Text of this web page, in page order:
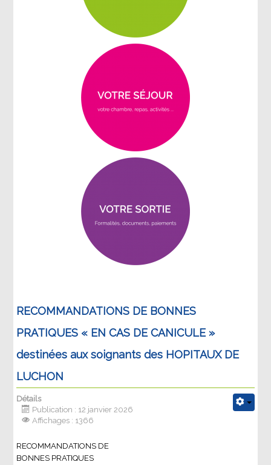
RECOMMANDATIONS DE BONNES
PRATIQUES « EN CAS DE CANICULE »
destinées aux soignants des HOPITAUX DE
LUCHON
Détails
Publication : 12 janvier 2026
Affichages : 1366
RECOMMANDATIONS DE
BONNES PRATIQUES